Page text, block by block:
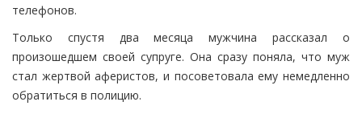
телефонов.
Только спустя два месяца мужчина рассказал о
произошедшем своей супруге. Она сразу поняла, что муж
стал жертвой аферистов, и посоветовала ему немедленно
обратиться в полицию.